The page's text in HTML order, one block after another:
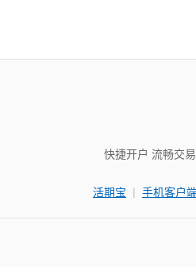
快捷开户 流畅交易
活期宝 | 手机客户